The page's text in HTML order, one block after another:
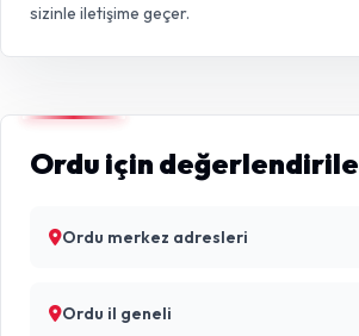
sizinle iletişime geçer.
Ordu için
Ordu merkez adresleri
Ordu il geneli